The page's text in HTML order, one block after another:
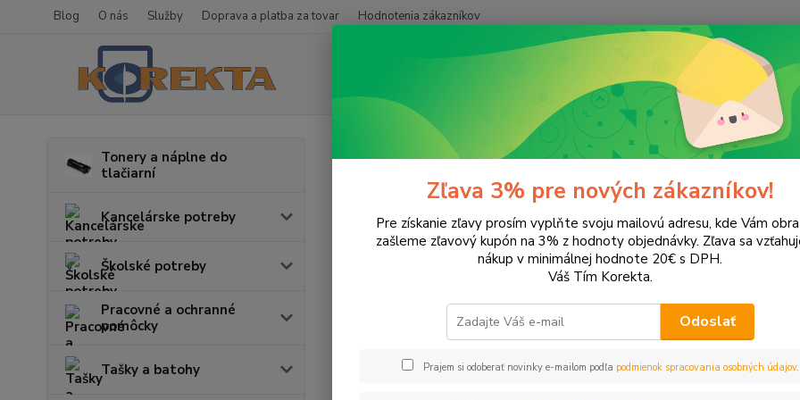
Blog O nás Služby Doprava a platba za tovar Hodnotenia zákazníkov
Tonery a náplne do
tlačiarní
Kancelárske potreby
Školské potreby
Pracovné a ochranné
pomôcky
Tašky a batohy
Tonery a náplne do tlačiarní Brother HL-1110
HL-1110
Upresniť parametre
EUR Od
Zľava 3% pre nových zákazníkov!
Pre získanie zľavy prosím vyplňte svoju mailovú adresu, kde Vám
zašleme zľavový kupón na 3% z hodnoty objednávky. Zľava sa
nákup v minimálnej hodnote 20€ s DPH.
Váš Tím Korekta.
Odoslať
Prajem si odoberať novinky e-mailom podľa podmienok spracovania osobných údajov.